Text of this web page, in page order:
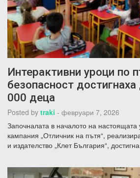
Интерактивни уроци по
безопасност
000 деца
Posted by traki - февруари 7, 2026
Започналата в началото на настоящата
кампания „Отличник на пътя“,
и издателство „Клет България“,